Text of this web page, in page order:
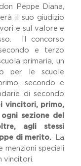
Peppe Diana,
il suo giudizio
e sul valore e
Il concorso
e terzo
primaria, un
per le scuole
secondo e
di secondo
vincitori, primo,
sezione del
agli stessi
di merito.
La
menzioni speciali
vincitori.